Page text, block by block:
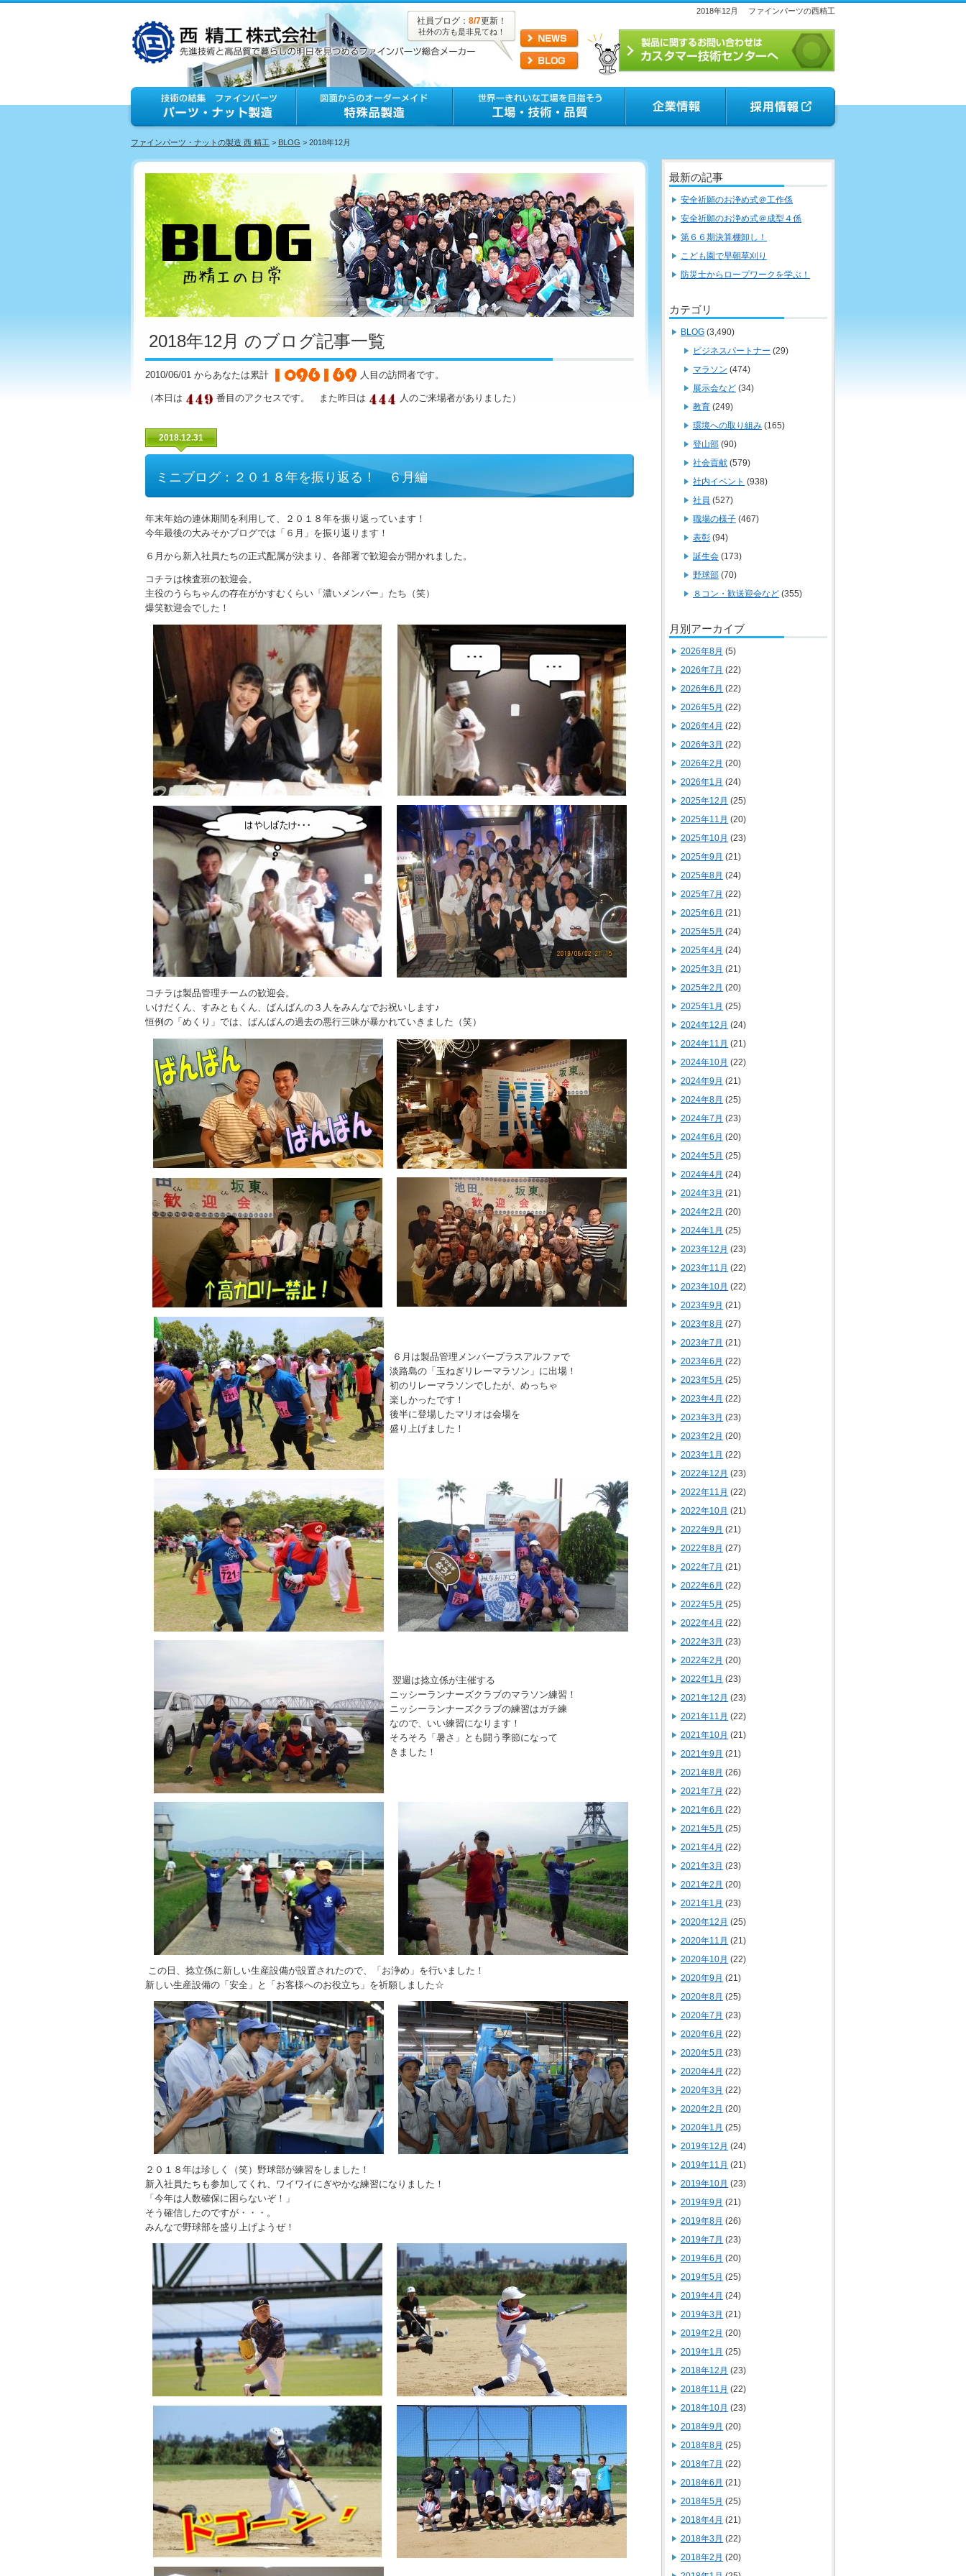
2018年12月 ファインパーツの西精工
社員ブログ： 8/7更新！
社外の方も是非見てね！
ファインパーツ・ナットの製造 西 精工 > BLOG > 2018年12月
2018年12月 のブログ記事一覧
2010/06/01 からあなたは累計 人目の訪問者です。
（本日は 番目のアクセスです。 また昨日は 人のご来場者がありました）
2018.12.31
ミニブログ：２０１８年を振り返る！ ６月編
年末年始の連休期間を利用して、２０１８年を振り返っています！
今年最後の大みそかブログでは「６月」を振り返ります！
６月から新入社員たちの正式配属が決まり、各部署で歓迎会が開かれました。
コチラは検査班の歓迎会。
主役のうらちゃんの存在がかすむくらい「濃いメンバー」たち（笑）
爆笑歓迎会でした！
コチラは製品管理チームの歓迎会。
いけだくん、すみともくん、ばんばんの３人をみんなでお祝いします♪
恒例の「めくり」では、ばんばんの過去の悪行三昧が暴かれていきました（笑）
６月は製品管理メンバープラスアルファで
淡路島の「玉ねぎリレーマラソン」に出場！
初のリレーマラソンでしたが、めっちゃ
楽しかったです！
後半に登場したマリオは会場を
盛り上げました！
翌週は捻立係が主催する
ニッシーランナーズクラブのマラソン練習！
ニッシーランナーズクラブの練習はガチ練
なので、いい練習になります！
そろそろ「暑さ」とも闘う季節になって
きました！
この日、捻立係に新しい生産設備が設置されたので、「お浄め」を行いました！
新しい生産設備の「安全」と「お客様へのお役立ち」を祈願しました☆
２０１８年は珍しく（笑）野球部が練習をしました！
新入社員たちも参加してくれ、ワイワイにぎやかな練習になりました！
「今年は人数確保に困らないぞ！」
そう確信したのですが・・・。
みんなで野球部を盛り上げようぜ！
最新の記事
安全祈願のお浄め式＠工作係
安全祈願のお浄め式＠成型４係
第６６期決算棚卸し！
こども園で早朝草刈り
防災士からロープワークを学ぶ！
カテゴリ
BLOG (3,490)
ビジネスパートナー (29)
マラソン (474)
展示会など (34)
教育 (249)
環境への取り組み (165)
登山部 (90)
社会貢献 (579)
社内イベント (938)
社員 (527)
職場の様子 (467)
表彰 (94)
誕生会 (173)
野球部 (70)
８コン・歓送迎会など (355)
月別アーカイブ
2026年8月 (5)
2026年7月 (22)
2026年6月 (22)
2026年5月 (22)
2026年4月 (22)
2026年3月 (22)
2026年2月 (20)
2026年1月 (24)
2025年12月 (25)
2025年11月 (20)
2025年10月 (23)
2025年9月 (21)
2025年8月 (24)
2025年7月 (22)
2025年6月 (21)
2025年5月 (24)
2025年4月 (24)
2025年3月 (21)
2025年2月 (20)
2025年1月 (25)
2024年12月 (24)
2024年11月 (21)
2024年10月 (22)
2024年9月 (21)
2024年8月 (25)
2024年7月 (23)
2024年6月 (20)
2024年5月 (25)
2024年4月 (24)
2024年3月 (21)
2024年2月 (20)
2024年1月 (25)
2023年12月 (23)
2023年11月 (22)
2023年10月 (22)
2023年9月 (21)
2023年8月 (27)
2023年7月 (21)
2023年6月 (22)
2023年5月 (25)
2023年4月 (22)
2023年3月 (23)
2023年2月 (20)
2023年1月 (22)
2022年12月 (23)
2022年11月 (22)
2022年10月 (21)
2022年9月 (21)
2022年8月 (27)
2022年7月 (21)
2022年6月 (22)
2022年5月 (25)
2022年4月 (22)
2022年3月 (23)
2022年2月 (20)
2022年1月 (23)
2021年12月 (23)
2021年11月 (22)
2021年10月 (21)
2021年9月 (21)
2021年8月 (26)
2021年7月 (22)
2021年6月 (22)
2021年5月 (25)
2021年4月 (22)
2021年3月 (23)
2021年2月 (20)
2021年1月 (23)
2020年12月 (25)
2020年11月 (21)
2020年10月 (22)
2020年9月 (21)
2020年8月 (25)
2020年7月 (23)
2020年6月 (22)
2020年5月 (23)
2020年4月 (22)
2020年3月 (22)
2020年2月 (20)
2020年1月 (25)
2019年12月 (24)
2019年11月 (21)
2019年10月 (23)
2019年9月 (21)
2019年8月 (26)
2019年7月 (23)
2019年6月 (20)
2019年5月 (25)
2019年4月 (24)
2019年3月 (21)
2019年2月 (20)
2019年1月 (25)
2018年12月 (23)
2018年11月 (22)
2018年10月 (23)
2018年9月 (20)
2018年8月 (25)
2018年7月 (22)
2018年6月 (21)
2018年5月 (25)
2018年4月 (21)
2018年3月 (22)
2018年2月 (20)